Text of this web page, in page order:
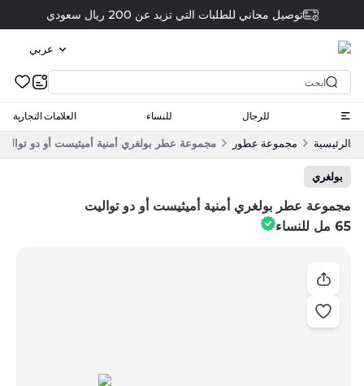
توصيل مجاني للطلبات التي تزيد عن 200 ريال سعودي
عربي
للرجال للنساء العلامات التجارية
الرئيسية مجموعة عطور مجموعة عطر بولغري أمنية أميثيست أو دو تواليت 65 مل
بولغري
مجموعة عطر بولغري أمنية أميثيست أو دو تواليت
65 مل للنساء